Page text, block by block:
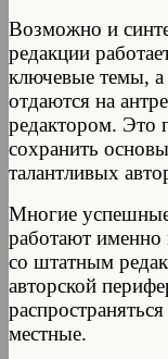
Возможно и
редакции
ключевые темы,
отдаются на
редактором. Это
сохранить
талантливых
Многие
работают именно
со штатным
авторской
местные.